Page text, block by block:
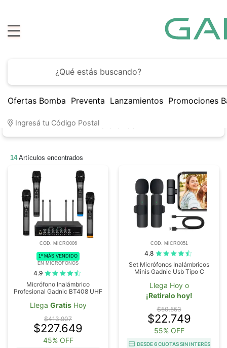
Ofertas Bomba Preventa Lanzamientos Promociones
Ingresá tu Código PostalMicrófonos
14Artículos encontrados
COD. MICRO006
1º MÁS VENDIDO
EN MICRÓFONOS
4.9
Micrófono Inalámbrico
Profesional Gadnic BT408 UHF
Llega GratisHoy
$413.907
$227.649
45% OFF
COD. MICRO051
4.8
Set Micrófonos Inalámbricos
Minis Gadnic Usb Tipo C
Llega Hoy o
¡Retiralo hoy!
$50.553
$22.749
55% OFF
DESDE 6 CUOTAS SIN INTERÉS